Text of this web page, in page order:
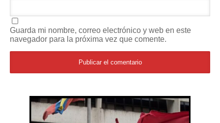
Guarda mi nombre, correo electrónico y web en este
navegador para la próxima vez que comente.